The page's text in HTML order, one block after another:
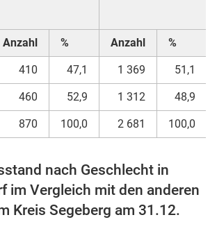
Anzahl % Anzahl %
410 47,1 1 369 51,1
460 52,9 1 312 48,9
870 100,0 2 681 100,0
nach Geschlecht in
im Vergleich mit den anderen
Kreis Segeberg am 31.12.